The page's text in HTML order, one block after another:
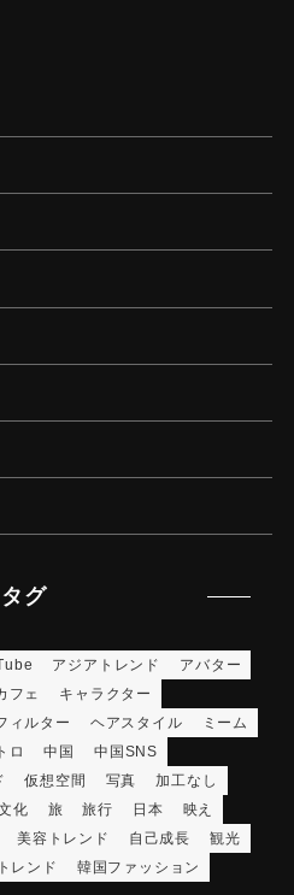
タグ
アジアトレンド
アバター
フェ
キャラクター
ィルター ヘアスタイル
ミーム
ロ 中国
中国SNS
仮想空間 写真
加工なし
化 旅 旅行 日本
映え
美容トレンド 自己成長
観光
レンド
韓国ファッション